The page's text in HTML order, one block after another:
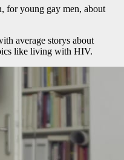
for young gay men, about
average storys about
like living with HIV.